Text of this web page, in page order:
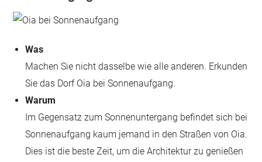
Was
Machen Sie nicht dasselbe wie alle anderen. Erkunden
Sie das Dorf Oia bei Sonnenaufgang.
Warum
Im Gegensatz zum Sonnenuntergang befindet sich bei
Sonnenaufgang kaum jemand in den Straßen von Oia.
Dies ist die beste Zeit, um die Architektur zu genießen